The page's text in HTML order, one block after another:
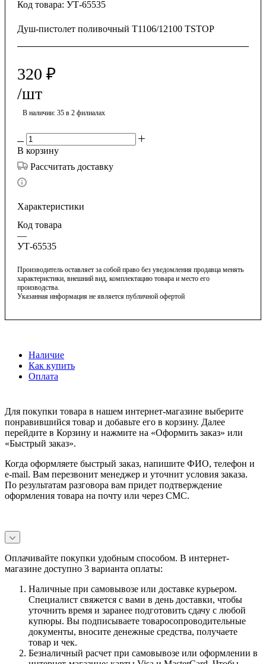
Код товара: УТ-65535
Душ-пистолет поливочный T1106/12100 TSTOP
320 ₽
/шт
В наличии: 35 в 2 филиалах
В корзину
Рассчитать доставку
Характеристики
Код товара
—
УТ-65535
Производитель оставляет за собой право без уведомления продавца менять
характеристики, внешний вид, комплектацию товара и место его
производства.
Указанная информация не является публичной офертой
Наличие
Как купить
Оплата
Для покупки товара в нашем интернет-магазине выберите
понравившийся товар и добавьте его в корзину. Далее
перейдите в Корзину и нажмите на «Оформить заказ» или
«Быстрый заказ».
Когда оформляете быстрый заказ, напишите ФИО, телефон и
e-mail. Вам перезвонит менеджер и уточнит условия заказа.
По результатам разговора вам придет подтверждение
оформления товара на почту или через СМС.
Оплачивайте покупки удобным способом. В интернет-
магазине доступно 3 варианта оплаты:
Наличные при самовывозе или доставке курьером.
Специалист свяжется с вами в день доставки, чтобы
уточнить время и заранее подготовить сдачу с любой
купюры. Вы подписываете товаросопроводительные
документы, вносите денежные средства, получаете
товар и чек.
Безналичный расчет при самовывозе или оформлении в